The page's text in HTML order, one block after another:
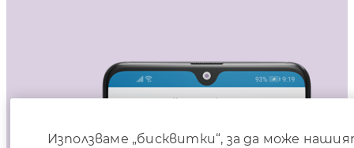
Използваме „бисквитки“, за да може